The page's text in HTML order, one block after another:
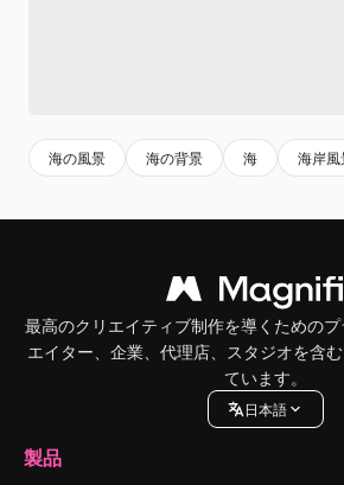
海の風景 海の背景 海 海岸風
最高のクリエイティブ制作を導くための
エイター、企業、代理店、スタジオを含
ています。
日本語
製品